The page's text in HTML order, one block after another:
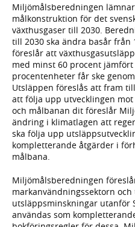
Miljömålsberedningen
målkonstruktion för det
växthusgaser till 2030.
till 2030 ska ändra basår från
föreslår att
med minst 60 procent jämfört
procentenheter får ske
Utsläppen föreslås att fram
att följa upp utvecklingen
och målbanan dit föreslår
ändring i klimatlagen att
ska följa upp
kompletterande åtgärder i
målbana.
Miljömålsberedningen
markanvändningssektorn
utsläppsminskningar utanför
användas som